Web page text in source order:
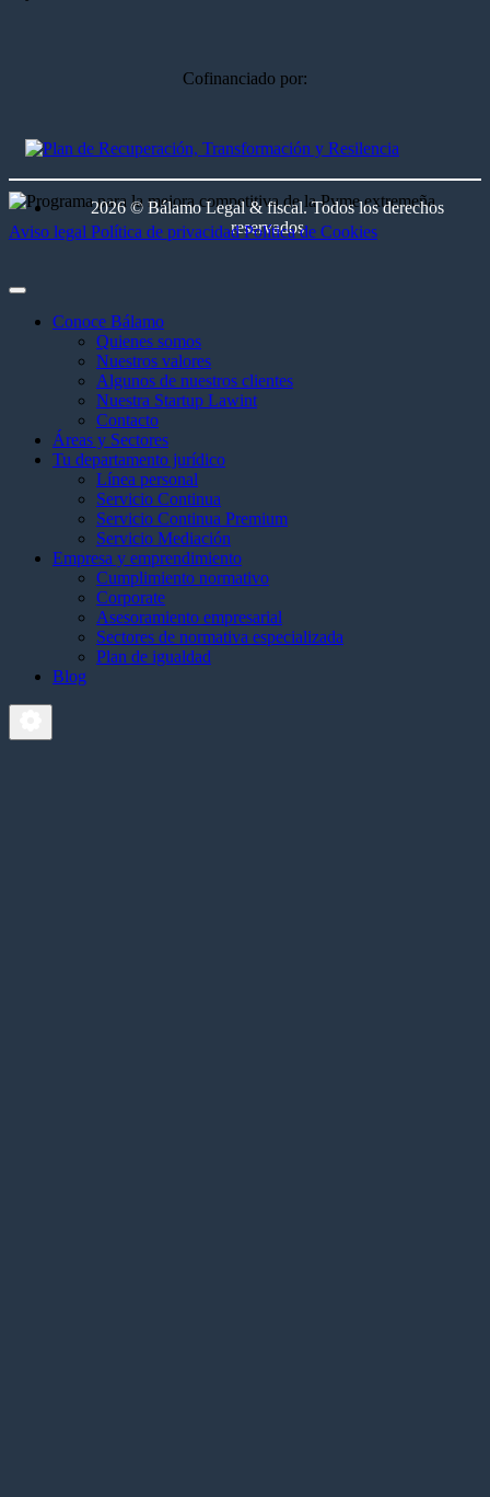
Cofinanciado por:
2026 © Bálamo Legal & fiscal. Todos los derechos
reservados
Aviso legal Política de privacidad Política de Cookies
Conoce Bálamo
Quienes somos
Nuestros valores
Algunos de nuestros clientes
Nuestra Startup Lawint
Contacto
Áreas y Sectores
Tu departamento jurídico
Línea personal
Servicio Continua
Servicio Continua Premium
Servicio Mediación
Empresa y emprendimiento
Cumplimiento normativo
Corporate
Asesoramiento empresarial
Sectores de normativa especializada
Plan de igualdad
Blog